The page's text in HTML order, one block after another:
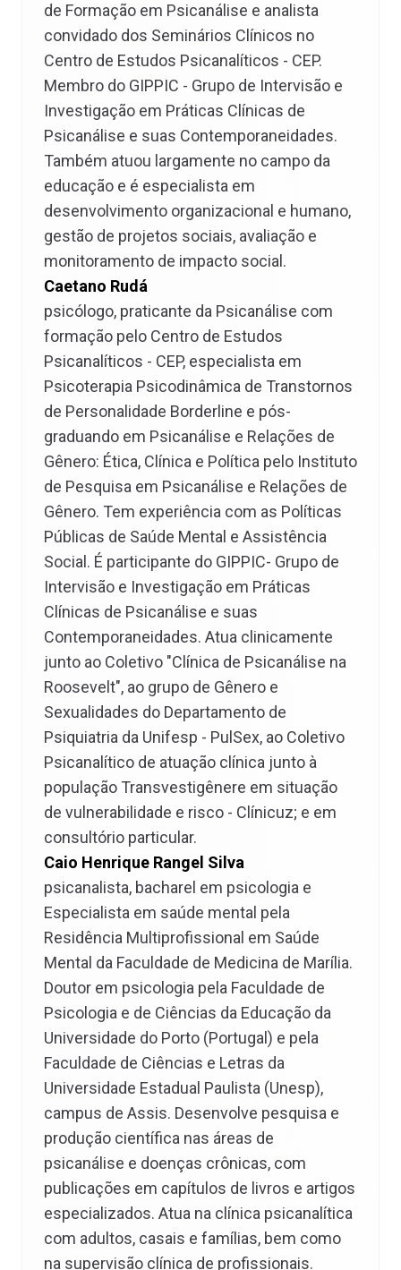
de Formação em Psicanálise e analista
convidado dos Seminários Clínicos no
Centro de Estudos Psicanalíticos - CEP.
Membro do GIPPIC - Grupo de Intervisão e
Investigação em Práticas Clínicas de
Psicanálise e suas Contemporaneidades.
Também atuou largamente no campo da
educação e é especialista em
desenvolvimento organizacional e humano,
gestão de projetos sociais, avaliação e
monitoramento de impacto social.
Caetano Rudá
psicólogo, praticante da Psicanálise com
formação pelo Centro de Estudos
Psicanalíticos - CEP, especialista em
Psicoterapia Psicodinâmica de Transtornos
de Personalidade Borderline e pós-
graduando em Psicanálise e Relações de
Gênero: Ética, Clínica e Política pelo Instituto
de Pesquisa em Psicanálise e Relações de
Gênero. Tem experiência com as Políticas
Públicas de Saúde Mental e Assistência
Social. É participante do GIPPIC- Grupo de
Intervisão e Investigação em Práticas
Clínicas de Psicanálise e suas
Contemporaneidades. Atua clinicamente
junto ao Coletivo "Clínica de Psicanálise na
Roosevelt", ao grupo de Gênero e
Sexualidades do Departamento de
Psiquiatria da Unifesp - PulSex, ao Coletivo
Psicanalítico de atuação clínica junto à
população Transvestigênere em situação
de vulnerabilidade e risco - Clínicuz; e em
consultório particular.
Caio Henrique Rangel Silva
psicanalista, bacharel em psicologia e
Especialista em saúde mental pela
Residência Multiprofissional em Saúde
Mental da Faculdade de Medicina de Marília.
Doutor em psicologia pela Faculdade de
Psicologia e de Ciências da Educação da
Universidade do Porto (Portugal) e pela
Faculdade de Ciências e Letras da
Universidade Estadual Paulista (Unesp),
campus de Assis. Desenvolve pesquisa e
produção científica nas áreas de
psicanálise e doenças crônicas, com
publicações em capítulos de livros e artigos
especializados. Atua na clínica psicanalítica
com adultos, casais e famílias, bem como
na supervisão clínica de profissionais.